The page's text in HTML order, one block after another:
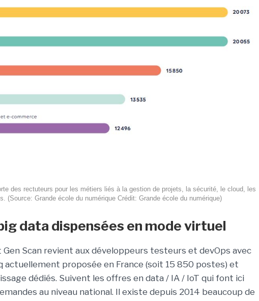
des rectuteurs pour les métiers liés à la gestion de projets, la sécurité, le cloud, les
(Source: Grande école du numérique Crédit: Grande école du numérique)
data dispensées en mode virtuel
Gen Scan revient aux développeurs testeurs et devOps avec
actuellement proposée en France (soit 15 850 postes) et
dédiés. Suivent les offres en data / IA / IoT qui font ici
au niveau national. Il existe depuis 2014 beaucoup de